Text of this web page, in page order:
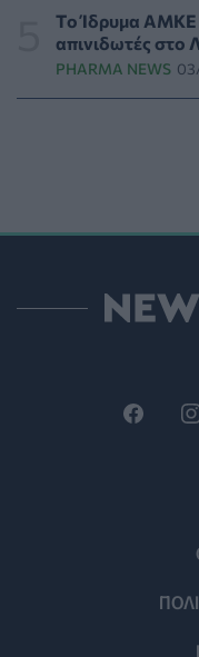
Νέα μελέτη: Η
γενική υγεία σε
απομόνωση
05/08/2026 -
ανακαινισμένα ΤΕΠ
Γιατί κοκκινίζουμε
Tο Ίδρυμα
απινιδωτές στο
PHARMA NEWS